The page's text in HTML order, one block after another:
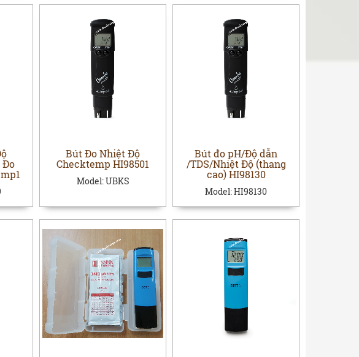
Đo
Bút Đo Nhiệt Độ
Checktemp HI98501
Model:UBKS
Bút đo pH/Độ dẫn
/TDS/Nhiệt Độ (thang
cao) HI98130
Model:HI98130